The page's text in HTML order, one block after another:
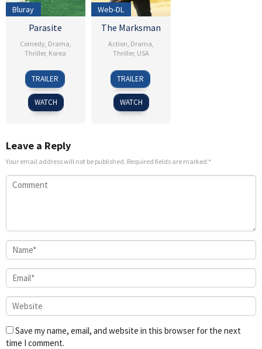
Bluray
Parasite
Comedy, Drama
Thriller, Korea
30
May
2019
Kim
Seong-
sik
TRAILER
WATCH
Web-DL
The Marksman
Action Drama
Thriller, USA
15
Jan
2021
Robert
Lorenz
TRAILER
WATCH
Leave a Reply
Your email address will not be published. Required fields are marked *
Save my name, email, and website in this browser for the next
time I comment.